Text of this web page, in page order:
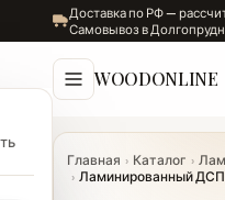
Доставка по РФ —
Самовывоз в
WOODONLINE
Главная › Каталог ›
› Ламинированный